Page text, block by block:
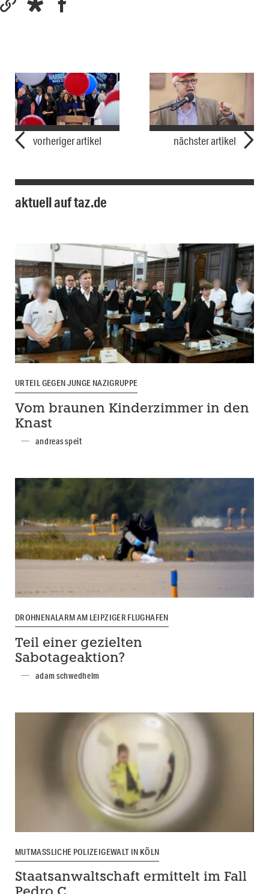
vorheriger artikel nächster artikel
aktuell auf taz.de
URTEIL GEGEN JUNGE NAZIGRUPPE
Vom braunen Kinderzimmer in den
Knast
andreas speit
DROHNENALARM AM LEIPZIGER FLUGHAFEN
Teil einer gezielten
Sabotageaktion?
adam schwedhelm
MUTMASSLICHE POLIZEIGEWALT IN KÖLN
Staatsanwaltschaft ermittelt im Fall